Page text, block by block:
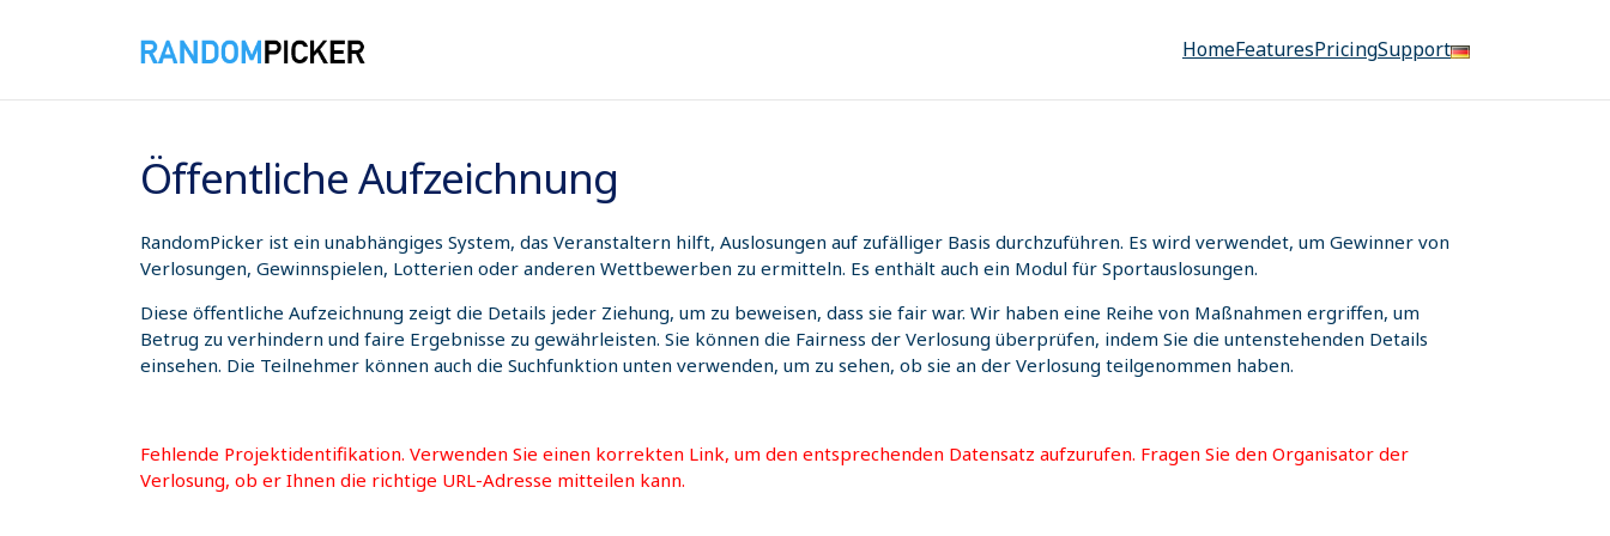
HomeFeaturesPricingSupport
Öffentliche Aufzeichnung
RandomPicker ist ein unabhängiges System, das Veranstaltern hilft, Auslosungen auf zufälliger Basis durchzuführen. Es wird verwendet, um Gewinner von
Verlosungen, Gewinnspielen, Lotterien oder anderen Wettbewerben zu ermitteln. Es enthält auch ein Modul für Sportauslosungen.
Diese öffentliche Aufzeichnung zeigt die Details jeder Ziehung, um zu beweisen, dass sie fair war. Wir haben eine Reihe von Maßnahmen ergriffen, um
Betrug zu verhindern und faire Ergebnisse zu gewährleisten. Sie können die Fairness der Verlosung überprüfen, indem Sie die untenstehenden Details
einsehen. Die Teilnehmer können auch die Suchfunktion unten verwenden, um zu sehen, ob sie an der Verlosung teilgenommen haben.
Fehlende Projektidentifikation. Verwenden Sie einen korrekten Link, um den entsprechenden Datensatz aufzurufen. Fragen Sie den Organisator der
Verlosung, ob er Ihnen die richtige URL-Adresse mitteilen kann.